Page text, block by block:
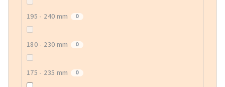
195 - 240 mm 0
180 - 230 mm 0
175 - 235 mm 0